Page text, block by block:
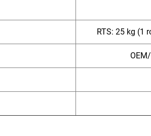
RTS: 25 kg (1